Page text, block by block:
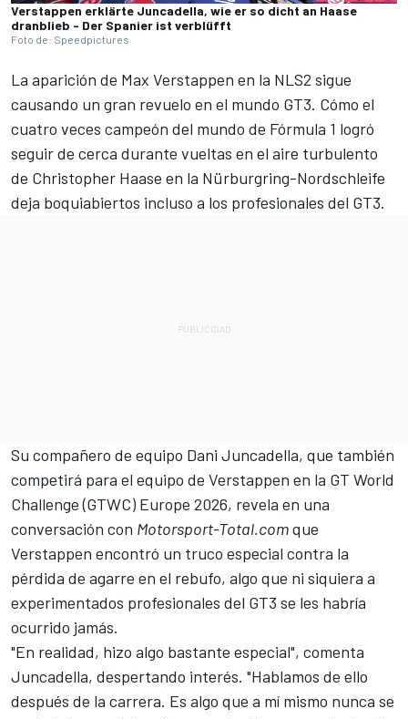
Verstappen erklärte Juncadella, wie er so dicht an Haase
dranblieb - Der Spanier ist verblüfft
Foto de: Speedpictures
La aparición de Max Verstappen en la NLS2 sigue
causando un gran revuelo en el mundo GT3. Cómo el
cuatro veces campeón del mundo de Fórmula 1 logró
seguir de cerca durante vueltas en el aire turbulento
de Christopher Haase en la Nürburgring-Nordschleife
deja boquiabiertos incluso a los profesionales del GT3.
Su compañero de equipo Dani Juncadella, que también
competirá para el equipo de Verstappen en la GT World
Challenge (GTWC) Europe 2026, revela en una
conversación con Motorsport-Total.comque
Verstappen encontró un truco especial contra la
pérdida de agarre en el rebufo, algo que ni siquiera a
experimentados profesionales del GT3 se les habría
ocurrido jamás.
"En realidad, hizo algo bastante especial", comenta
Juncadella, despertando interés. "Hablamos de ello
después de la carrera. Es algo que a mí mismo nunca se